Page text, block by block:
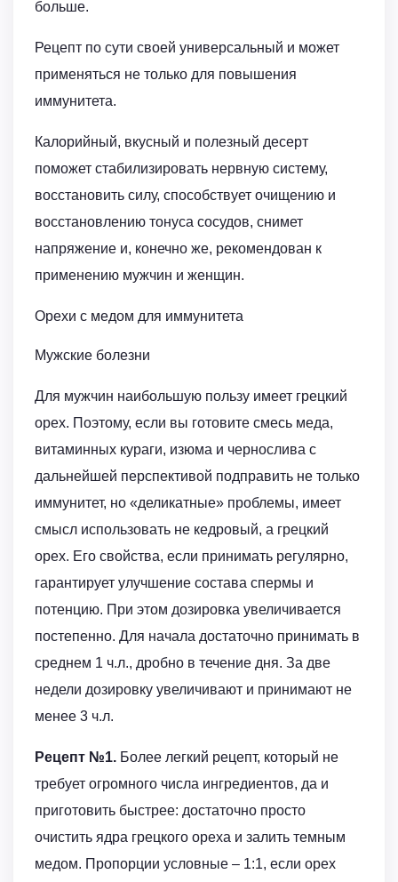
больше.
Рецепт по сути своей универсальный и может
применяться не только для повышения
иммунитета.
Калорийный, вкусный и полезный десерт
поможет стабилизировать нервную систему,
восстановить силу, способствует очищению и
восстановлению тонуса сосудов, снимет
напряжение и, конечно же, рекомендован к
применению мужчин и женщин.
Орехи с медом для иммунитета
Мужские болезни
Для мужчин наибольшую пользу имеет грецкий
орех. Поэтому, если вы готовите смесь меда,
витаминных кураги, изюма и чернослива с
дальнейшей перспективой подправить не только
иммунитет, но «деликатные» проблемы, имеет
смысл использовать не кедровый, а грецкий
орех. Его свойства, если принимать регулярно,
гарантирует улучшение состава спермы и
потенцию. При этом дозировка увеличивается
постепенно. Для начала достаточно принимать в
среднем 1 ч.л., дробно в течение дня. За две
недели дозировку увеличивают и принимают не
менее 3 ч.л.
Рецепт №1. Более легкий рецепт, который не
требует огромного числа ингредиентов, да и
приготовить быстрее: достаточно просто
очистить ядра грецкого ореха и залить темным
медом. Пропорции условные – 1:1, если орех